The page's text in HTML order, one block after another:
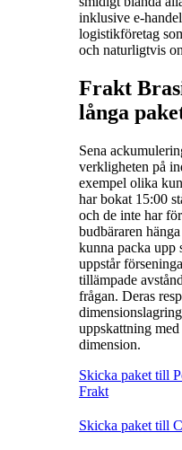
inklusive e-
logistikföretag
och naturligtvis
Frakt
långa
Sena
verkligheten på
exempel olika
har bokat 15:00
och de inte har
budbäraren
kunna packa upp
uppstår
tillämpade
frågan. Deras
uppskattning
dimension.
Skicka paket till
Frakt
Skicka paket till